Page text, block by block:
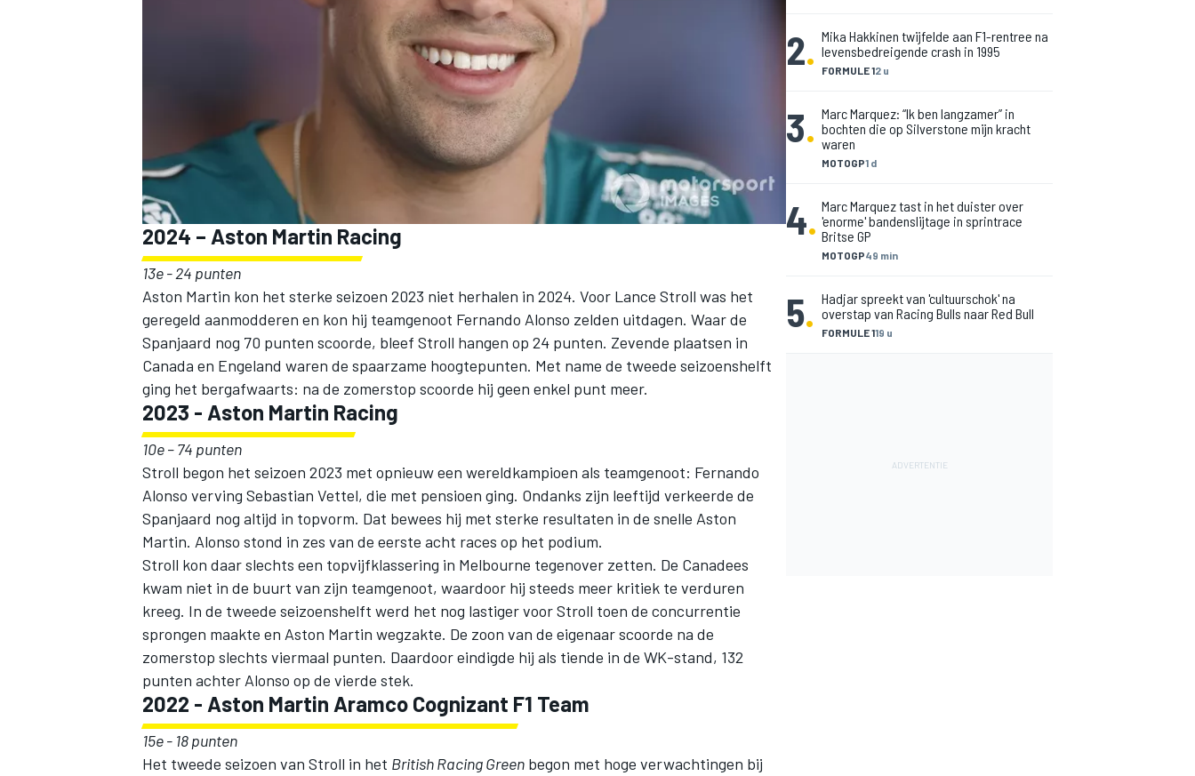
DTM
2024 – Aston Martin Racing
13e - 24 punten
Aston Martin kon het sterke seizoen 2023 niet herhalen in 2024. Voor Lance Stroll was het
geregeld aanmodderen en kon hij teamgenoot Fernando Alonso zelden uitdagen. Waar de
Spanjaard nog 70 punten scoorde, bleef Stroll hangen op 24 punten. Zevende plaatsen in
Canada en Engeland waren de spaarzame hoogtepunten. Met name de tweede seizoenshelft
ging het bergafwaarts: na de zomerstop scoorde hij geen enkel punt meer.
2023 - Aston Martin Racing
10e – 74 punten
Stroll begon het seizoen 2023 met opnieuw een wereldkampioen als teamgenoot: Fernando
Alonso verving Sebastian Vettel, die met pensioen ging. Ondanks zijn leeftijd verkeerde de
Spanjaard nog altijd in topvorm. Dat bewees hij met sterke resultaten in de snelle Aston
Martin. Alonso stond in zes van de eerste acht races op het podium.
Stroll kon daar slechts een topvijfklassering in Melbourne tegenover zetten. De Canadees
kwam niet in de buurt van zijn teamgenoot, waardoor hij steeds meer kritiek te verduren
kreeg. In de tweede seizoenshelft werd het nog lastiger voor Stroll toen de concurrentie
sprongen maakte en Aston Martin wegzakte. De zoon van de eigenaar scoorde na de
zomerstop slechts viermaal punten. Daardoor eindigde hij als tiende in de WK-stand, 132
punten achter Alonso op de vierde stek.
2022 - Aston Martin Aramco Cognizant F1 Team
15e - 18 punten
Het tweede seizoen van Stroll in het British Racing Green begon met hoge verwachtingen bij
2. FORMULE 12 u
Mika Hakkinen twijfelde aan F1-rentree na
levensbedreigende crash in 1995
3.
MOTOGP1 d
Marc Marquez: “Ik ben langzamer” in
bochten die op Silverstone mijn kracht
waren
4.
MOTOGP49 min
Marc Marquez tast in het duister over
'enorme' bandenslijtage in sprintrace
Britse GP
5. FORMULE 119 u
Hadjar spreekt van 'cultuurschok' na
overstap van Racing Bulls naar Red Bull